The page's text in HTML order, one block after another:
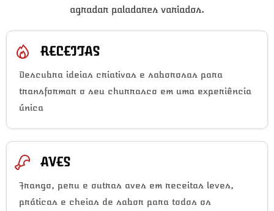
agradar paladares variados.
RECEITAS
Descubra ideias criativas e saborosas para
transformar o seu churrasco em uma experiência
única
AVES
Frango, peru e outras aves em receitas leves,
práticas e cheias de sabor para todos os